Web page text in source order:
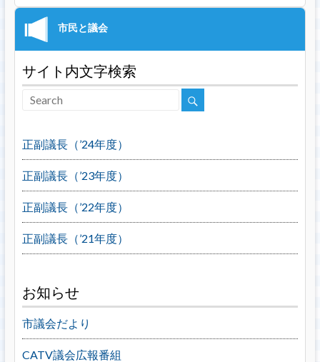
サイト内文字検索
正副議長（’24年度）
正副議長（’23年度）
正副議長（’22年度）
正副議長（’21年度）
お知らせ
市議会だより
CATV議会広報番組